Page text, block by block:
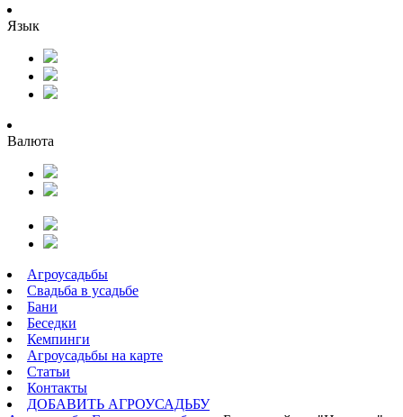
Язык
Валюта
Агроусадьбы
Свадьба в усадьбе
Бани
Беседки
Кемпинги
Агроусадьбы на карте
Статьи
Контакты
ДОБАВИТЬ АГРОУСАДЬБУ